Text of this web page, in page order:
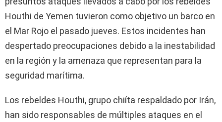
Houthi de Yemen tuvieron como objetivo un barco en
el Mar Rojo el pasado jueves. Estos incidentes han
despertado preocupaciones debido a la inestabilidad
en la región y la amenaza que representan para la
seguridad marítima.
Los rebeldes Houthi, grupo chiíta respaldado por Irán,
han sido responsables de múltiples ataques en el